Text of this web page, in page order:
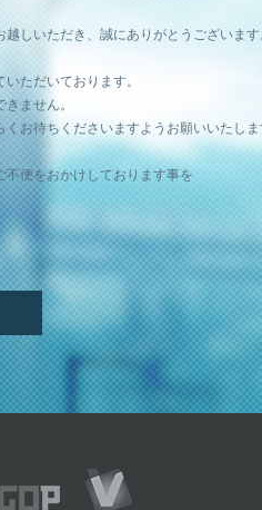
越しいただき、誠にありがとうございま
ただいております。
ません。
くお待ちくださいますようお願いいたし
便をおかけしております事を